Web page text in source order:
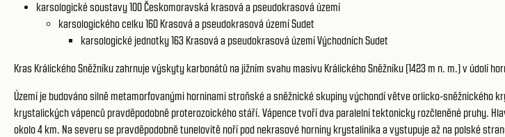
karsologické soustavy 100Českomoravská krasová a pseudokrasová území
karsologického celku 160 Krasová a pseudokrasová území Sudet
karsologické jednotky 163 Krasová a pseudokrasová území Východních Sudet
Kras Králického Sněžníku zahrnuje výskyty karbonátů na jižním svahu masivu Králického Sněžníku (1423 m n. m.) v údolí
Území je budováno silně metamorfovanými horninami stroňské a sněžnické skupiny výchondí větve orlicko-
krystalických vápenců pravděpodobně proterozoického stáří. Vápence tvoří dva paralelní tektonicky rozčleněné pruhy.
okolo 4 km. Na severu se pravděpodobně tunelovitě noří pod nekrasové horniny krystalinika a vystupuje až na polské